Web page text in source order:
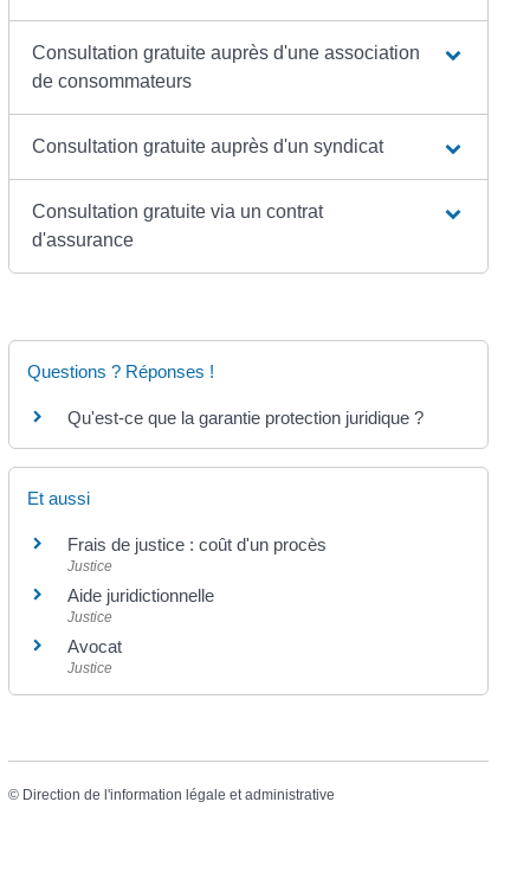
Consultation gratuite auprès d'une association
de consommateurs
Consultation gratuite auprès d'un syndicat
Consultation gratuite via un contrat
d'assurance
Questions ? Réponses !
Qu'est-ce que la garantie protection juridique ?
Et aussi
Frais de justice : coût d'un procès
Justice
Aide juridictionnelle
Justice
Avocat
Justice
© Direction de l'information légale et administrative